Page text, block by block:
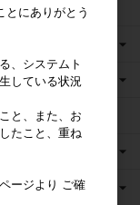
とにありがとう
、システムト
している状況
と、また、お
たこと、重ね
ージより ご確